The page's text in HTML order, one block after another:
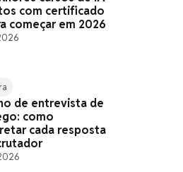
com certificado
começar em 2026
de entrevista de
como
cada resposta